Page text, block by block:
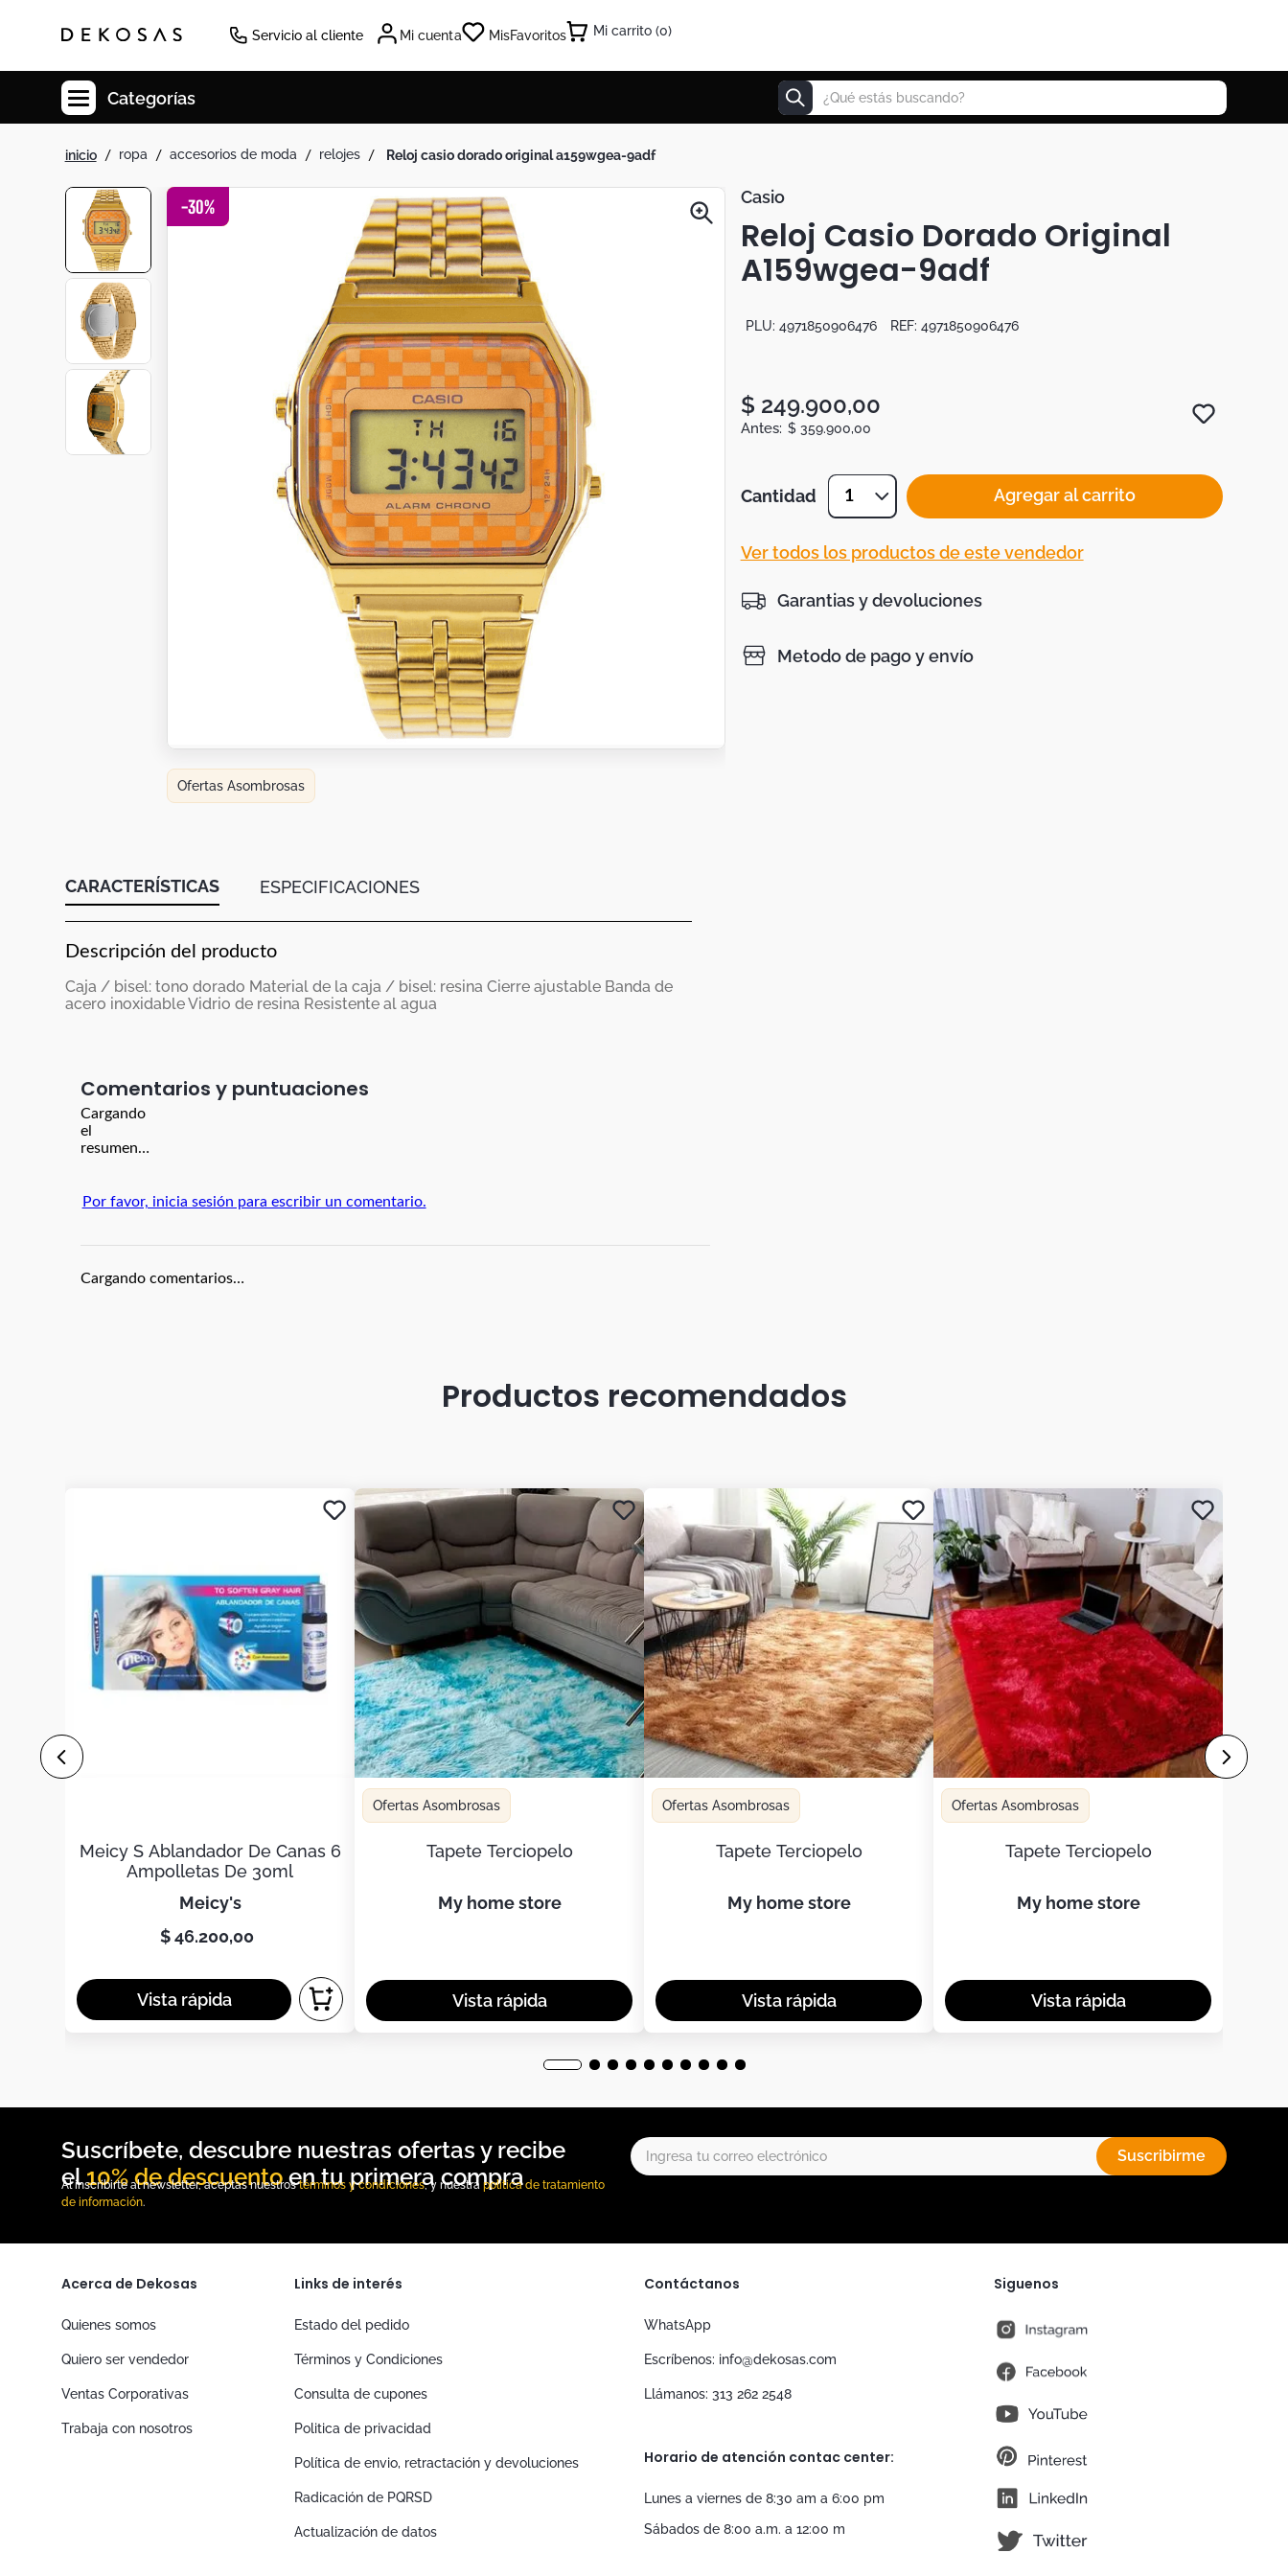
Servicio al cliente Mi cuenta MisFavoritos 0
Categorías ¿Qué estás buscando?
ropa accesorios de moda relojes reloj casio dorado original a159wgea-9adf
-30%
Ofertas Asombrosas
CARACTERÍSTICAS ESPECIFICACIONES
Descripción del producto
Caja / bisel: tono dorado Material de la caja / bisel: resina Cierre ajustable Banda de
acero inoxidable Vidrio de resina Resistente al agua
Comentarios
Cargando
el
resumen…
Por favor, inicia sesión para escribir un comentario.
Cargando comentarios…
Casio
Reloj Casio Dorado Original
A159wgea-9adf
PLU: 4971850906476 REF: 4971850906476
$ 249.900,00
$ 359.900,00
Cantidad 1 Agregar al carrito
Ver todos los productos de este vendedor
Garantias y devoluciones
Metodo de pago y envío
Productos recomendados
Meicy S Ablandador De Canas 6
Ampolletas De 30ml
meicy's
$ 46.200,00
Ofertas Asombrosas
Tapete Terciopelo
my home store
Ofertas Asombrosas
Tapete Terciopelo
my home store
Ofertas Asombrosas
Tapete Terciopelo
my home store
10% de descuento
Suscribirme
Al inscribirte al newsletter, aceptas nuestrostérminos y condiciones, y nuestra política de tratamiento
de información.
Acerca de Dekosas
Quienes somos
Quiero ser vendedor
Ventas Corporativas
Trabaja con nosotros
Links de interés
Estado del pedido
Términos y Condiciones
Consulta de cupones
Politica de privacidad
Política de envio, retractación y devoluciones
Radicación de PQRSD
Actualización de datos
Contáctanos
WhatsApp
Escríbenos: info@dekosas.com
Llámanos: 313 262 2548
Horario de atención contac center:
Lunes a viernes de 8:30 am a 6:00 pm
Sábados de 8:00 a.m. a 12:00 m
Siguenos
instagram
fb
You Tube
pt
lk
tw
Cuadros
Lamparas
Cuadro
Sillas
Duvet
Botas
Dko